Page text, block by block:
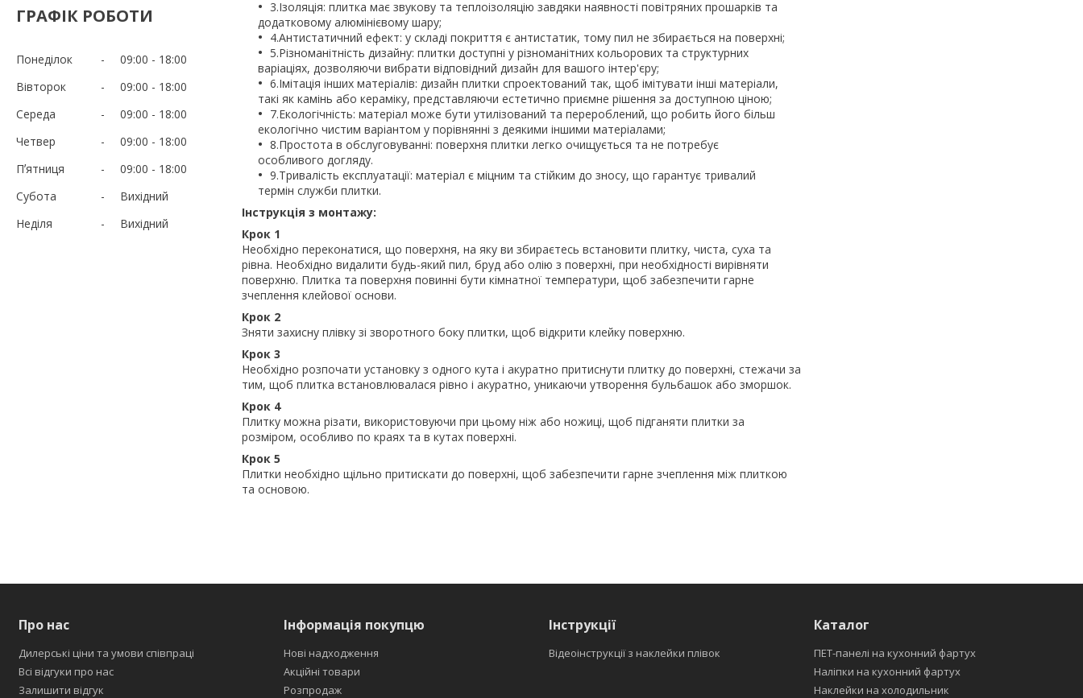
ГРАФІК РОБОТИ
Понеділок 09:00
18:00
Вівторок
09:00
18:00
Середа
09:00
18:00
Четвер
09:00
18:00
Пʼятниця
09:00
18:00
Субота
Вихідний
Неділя
Вихідний
3.Ізоляція: плитка має звукову та теплоізоляцію завдяки наявності повітряних прошарків та
додатковому алюмінієвому шару;
4.Антистатичний ефект: у складі покриття є антистатик, тому пил не збирається на поверхні;
5.Різноманітність дизайну: плитки доступні у різноманітних кольорових та структурних
варіаціях, дозволяючи вибрати відповідний дизайн для вашого інтер'єру;
6.Імітація інших матеріалів: дизайн плитки спроектований так, щоб імітувати інші матеріали,
такі як камінь або кераміку, представляючи естетично приємне рішення за доступною ціною;
7.Екологічність: матеріал може бути утилізований та перероблений, що робить його більш
екологічно чистим варіантом у порівнянні з деякими іншими матеріалами;
8.Простота в обслуговуванні: поверхня плитки легко очищується та не потребує
особливого догляду.
9.Тривалість експлуатації: матеріал є міцним та стійким до зносу, що гарантує тривалий
термін служби плитки.
Інструкція з монтажу:
Крок 1
Необхідно переконатися, що поверхня, на яку ви збираєтесь встановити плитку, чиста, суха та
рівна. Необхідно видалити будь-який пил, бруд або олію з поверхні, при необхідності вирівняти
поверхню. Плитка та поверхня повинні бути кімнатної температури, щоб забезпечити гарне
зчеплення клейової основи.
Крок 2
Зняти захисну плівку зі зворотного боку плитки, щоб відкрити клейку поверхню.
Крок 3
Необхідно розпочати установку з одного кута і акуратно притиснути плитку до поверхні, стежачи за
тим, щоб плитка встановлювалася рівно і акуратно, уникаючи утворення бульбашок або зморшок.
Крок 4
Плитку можна різати, використовуючи при цьому ніж або ножиці, щоб підганяти плитки за
розміром, особливо по краях та в кутах поверхні.
Крок 5
Плитки необхідно щільно притискати до поверхні, щоб забезпечити гарне зчеплення між плиткою
та основою.
Про нас
Дилерські ціни та умови співпраці
Всі відгуки про нас
Залишити відгук
Інформація покупцю
Нові надходження
Акційні товари
Розпродаж
Інструкції
Відеоінструкції з наклейки плівок
Каталог
ПЕТ-панелі на кухонний фартух
Наліпки на кухонний фартух
Наклейки на холодильник